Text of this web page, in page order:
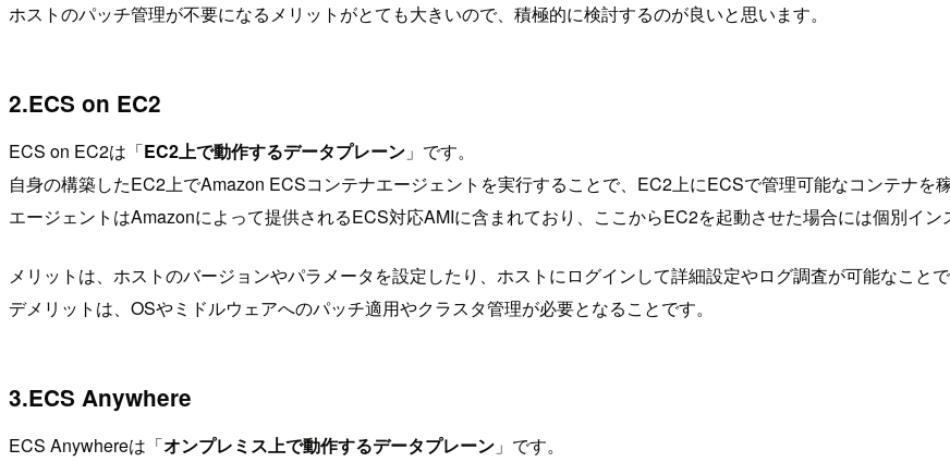
ホストのパッチ管理が不要になるメリットがとても大きいので、積極的に検討するのが良いと思います。
2.ECS on EC2
ECS on EC2は「EC2上で動作するデータプレーン 」です。
自身の構築したEC2上でAmazon ECSコンテナエージェントを実行することで、EC2上にECSで管理可能なコンテナ
エージェントはAmazonによって提供されるECS対応AMIに含まれており、ここからEC2を起動させた場合には個別イン
メリットは、ホストのバージョンやパラメータを設定したり、ホストにログインして詳細設定やログ調査が可能なことで
デメリットは、OSやミドルウェアへのパッチ適用やクラスタ管理が必要となることです。
3.ECS Anywhere
ECS Anywhereは「オンプレミス上で動作するデータプレーン 」です。